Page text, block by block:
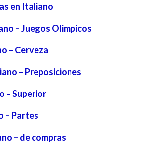
en Italiano
– Juegos Olimpicos
– Cerveza
– Preposiciones
– Superior
– Partes
– de compras